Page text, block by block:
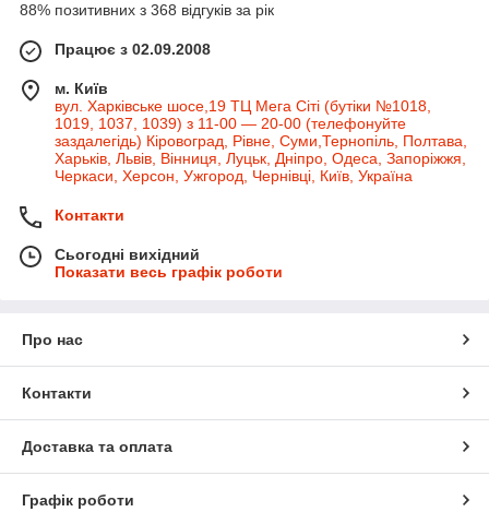
88% позитивних з 368 відгуків за рік
Працює з 02.09.2008
м. Київ
вул. Харківське шосе,19 ТЦ Мега Сіті (бутіки №1018,
1019, 1037, 1039) з 11-00 — 20-00 (телефонуйте
заздалегідь) Кіровоград, Рівне, Суми,Тернопіль, Полтава,
Харьків, Львів, Вінниця, Луцьк, Дніпро, Одеса, Запоріжжя,
Черкаси, Херсон, Ужгород, Чернівці, Київ, Україна
Контакти
Сьогодні вихідний
Показати весь графік роботи
Про нас
Контакти
Доставка та оплата
Графік роботи